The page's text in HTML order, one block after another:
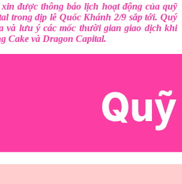
được thông báo lịch hoạt động của quỹ
trong dịp lễ Quốc Khánh 2/9 sắp tới. Quý
và lưu ý các mốc thười gian giao dịch khi
Cake và Dragon Capital.